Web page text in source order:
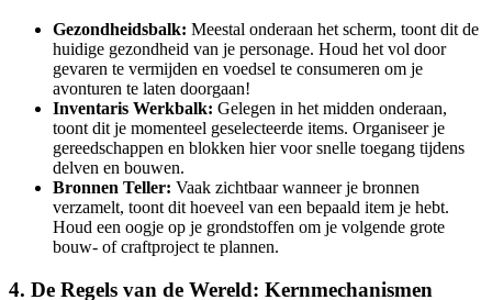
Gezondheidsbalk: Meestal onderaan het scherm, toont dit de
huidige gezondheid van je personage. Houd het vol door
gevaren te vermijden en voedsel te consumeren om je
avonturen te laten doorgaan!
Inventaris Werkbalk: Gelegen in het midden onderaan,
toont dit je momenteel geselecteerde items. Organiseer je
gereedschappen en blokken hier voor snelle toegang tijdens
delven en bouwen.
Bronnen Teller: Vaak zichtbaar wanneer je bronnen
verzamelt, toont dit hoeveel van een bepaald item je hebt.
Houd een oogje op je grondstoffen om je volgende grote
bouw- of craftproject te plannen.
4. De Regels van de Wereld: Kernmechanismen